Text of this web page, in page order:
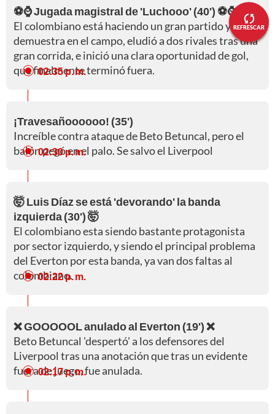
REFRESCAR
⚽⌚ Jugada magistral de 'Luchooo' (40') ⚽⌚
El colombiano está haciendo un gran partido y así lo
demuestra en el campo, eludió a dos rivales tras una
gran corrida, e inició una clara oportunidad de gol,
que finalmente terminó fuera.
02:35 p. m.
¡Travesañoooooo! (35')
Increíble contra ataque de Beto Betuncal, pero el
balón pegó en el palo. Se salvo el Liverpool
02:30 p. m.
🤯 Luis Díaz se está 'devorando' la banda
izquierda (30') 🤯
El colombiano esta siendo bastante protagonista
por sector izquierdo, y siendo el principal problema
del Everton por esta banda, ya van dos faltas al
colombiano.
02:22 p. m.
❌ GOOOOOL anulado al Everton (19') ❌
Beto Betuncal 'despertó' a los defensores del
Liverpool tras una anotación que tras un evidente
fuera de juego, fue anulada.
02:17 p. m.